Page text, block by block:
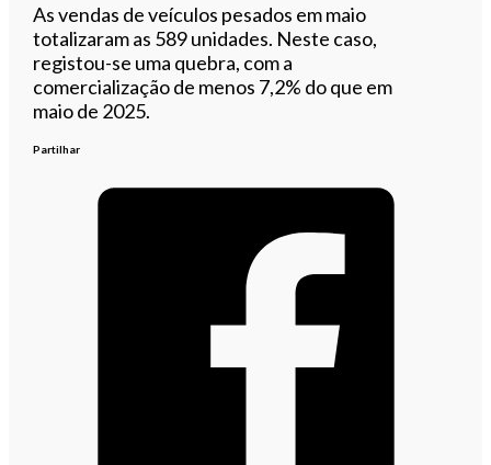
As vendas de veículos pesados em maio
totalizaram as 589 unidades. Neste caso,
registou-se uma quebra, com a
comercialização de menos 7,2% do que em
maio de 2025.
Partilhar